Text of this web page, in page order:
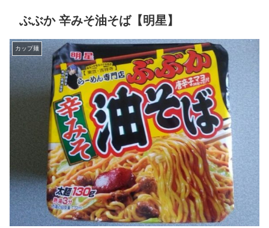
ぶぶか 辛みそ油そば【明星】
カップ麺